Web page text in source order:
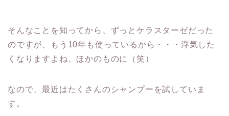
そんなことを知ってから、ずっとケラスターゼだった
のですが、もう10年も使っているから・・・浮気した
くなりますよね、ほかのものに（笑）
なので、最近はたくさんのシャンプーを試していま
す。